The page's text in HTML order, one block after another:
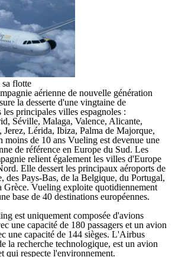
flotte
aérienne de nouvelle génération
la desserte d'une vingtaine de
les principales villes espagnoles :
Séville, Malaga, Valence, Alicante,
Jerez, Lérida, Ibiza, Palma de Majorque,
moins de 10 ans Vueling est devenue une
de référence en Europe du Sud. Les
relient également les villes d'Europe
Elle dessert les principaux aéroports de
des Pays-Bas, de la Belgique, du Portugal,
Grèce. Vueling exploite quotidiennement
base de 40 destinations européennes.
est uniquement composée d'avions
une capacité de 180 passagers et un avion
une capacité de 144 sièges. L'Airbus
la recherche technologique, est un avion
qui respecte l'environnement.